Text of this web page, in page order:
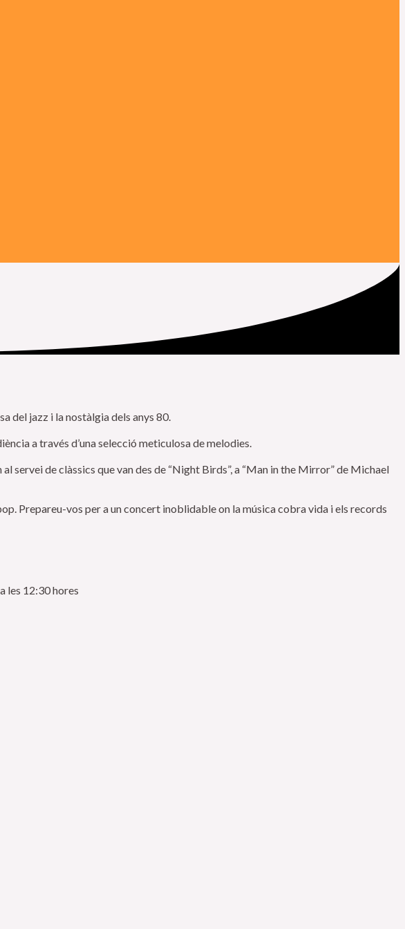
del jazz i la nostàlgia dels anys 80.
a través d’una selecció meticulosa de melodies.
servei de clàssics que van des de “Night Birds”, a “Man in the Mirror” de Michael
Prepareu-vos per a un concert inoblidable on la música cobra vida i els records
a les 12:30 hores